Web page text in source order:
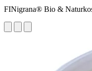
FINigrana® Bio &